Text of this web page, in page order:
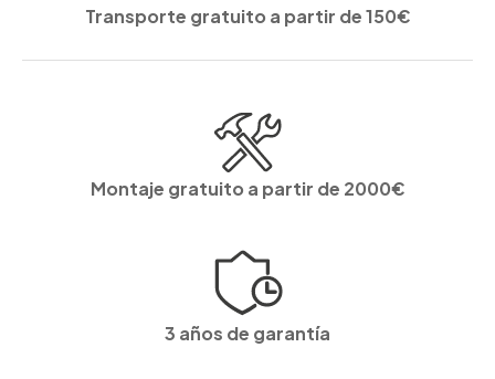
Transporte gratuito a partir de 150€
Montaje gratuito a partir de 2000€
3 años de garantía